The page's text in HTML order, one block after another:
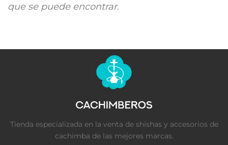
que se puede encontrar.
Tienda especializada en la venta de shishas y accesorios de
cachimba de las mejores marcas.